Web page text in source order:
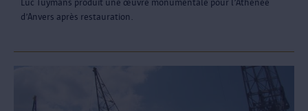
Luc Tuymans produit une œuvre monumentale pour l’Athénée
d’Anvers après restauration.